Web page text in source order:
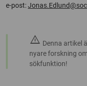
e-post:
warning Denna artikel
nyare forskning
sökfunktion!